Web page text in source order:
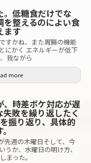
。低糖食だけでな
を整えるのによい食
ます
すかね、また胃腸の機能
にかく エネルギーが低下
我ながら
more
、時差ボケ対応が遅
敗を繰り返したく
振り返り、具体的
。
先週の木曜日そして、今
うか、水曜日の明け方、
まった。